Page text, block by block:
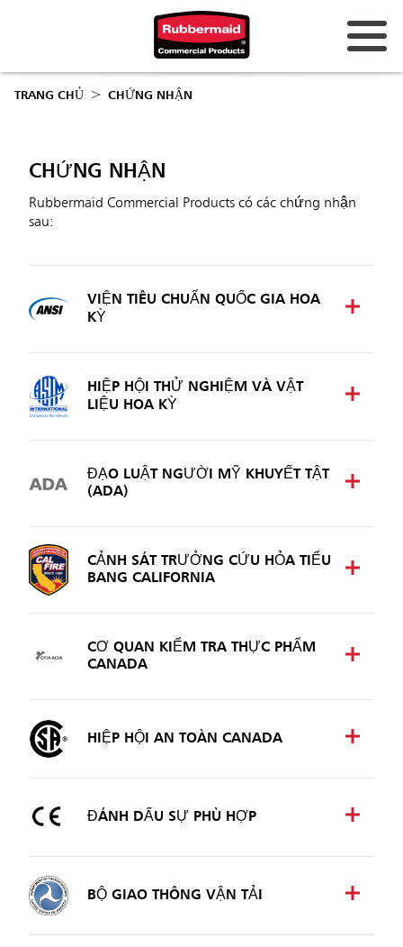
Úc và New Zealand
Hồng Kông
Hàn Quốc (KR)
Philippines
Việt Nam (VN)
Singapore
Mã Lai
Đài Loan (CN)
TRANG CHỦ CHỨNG NHẬN
CHỨNG NHẬN
Rubbermaid Commercial Products có các chứng nhận
sau:
VIỆN TIÊU CHUẨN QUỐC GIA HOA
KỲ
HIỆP HỘI THỬ NGHIỆM VÀ VẬT
LIỆU HOA KỲ
ĐẠO LUẬT NGƯỜI MỸ KHUYẾT TẬT
(ADA)
CẢNH SÁT TRƯỞNG CỨU HỎA TIỂU
BANG CALIFORNIA
CƠ QUAN KIỂM TRA THỰC PHẨM
CANADA
HIỆP HỘI AN TOÀN CANADA
ĐÁNH DẤU SỰ PHÙ HỢP
BỘ GIAO THÔNG VẬN TẢI